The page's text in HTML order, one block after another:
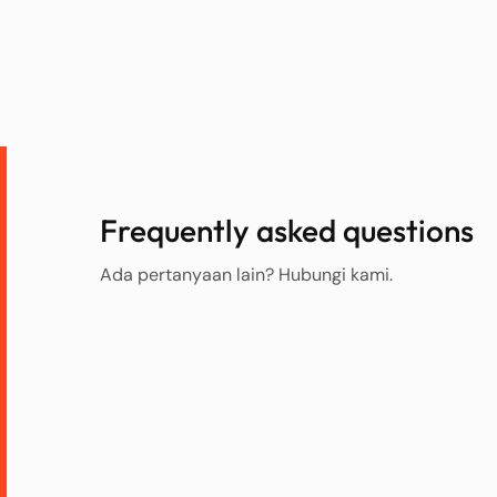
Frequently asked questions
Ada pertanyaan lain? Hubungi kami.